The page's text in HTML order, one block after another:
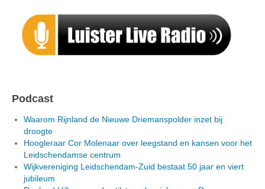
Podcast
Waarom Rijnland de Nieuwe Driemanspolder inzet bij
droogte
Hoogleraar Cor Molenaar over leegstand en kansen voor het
Leidschendamse centrum
Wijkvereniging Leidschendam-Zuid bestaat 50 jaar en viert
jubileum